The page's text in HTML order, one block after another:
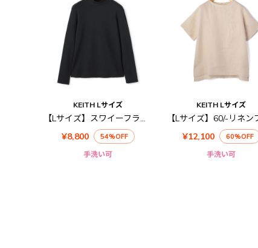
KEITH Lサイズ
【Lサイズ】スワイーフライスカットソー
¥8,800
54%OFF
手洗い可
KEITH Lサイズ
¥12,100
60%OFF
手洗い可